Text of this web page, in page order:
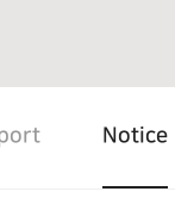
Notice